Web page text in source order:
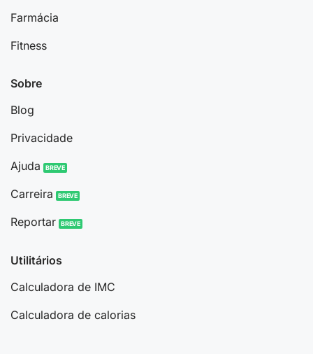
Farmácia
Fitness
Sobre
Blog
Privacidade
Ajuda
Carreira
Reportar
Utilitários
Calculadora de IMC
Calculadora de calorias